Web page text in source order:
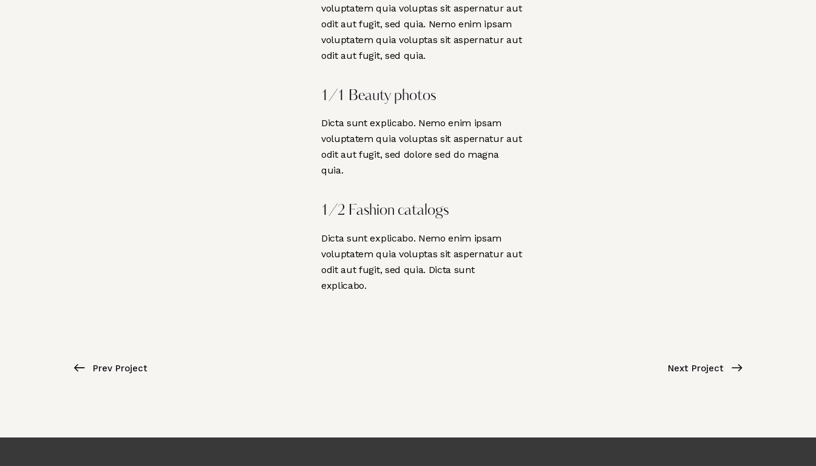
voluptatem quia voluptas sit aspernatur aut
odit aut fugit, sed quia. Nemo enim ipsam
voluptatem quia voluptas sit aspernatur aut
odit aut fugit, sed quia.
1/1 Beauty photos
Dicta sunt explicabo. Nemo enim ipsam
voluptatem quia voluptas sit aspernatur aut
odit aut fugit, sed dolore sed do magna
quia.
1/2 Fashion catalogs
Dicta sunt explicabo. Nemo enim ipsam
voluptatem quia voluptas sit aspernatur aut
odit aut fugit, sed quia. Dicta sunt
explicabo.
Prev Project Next Project